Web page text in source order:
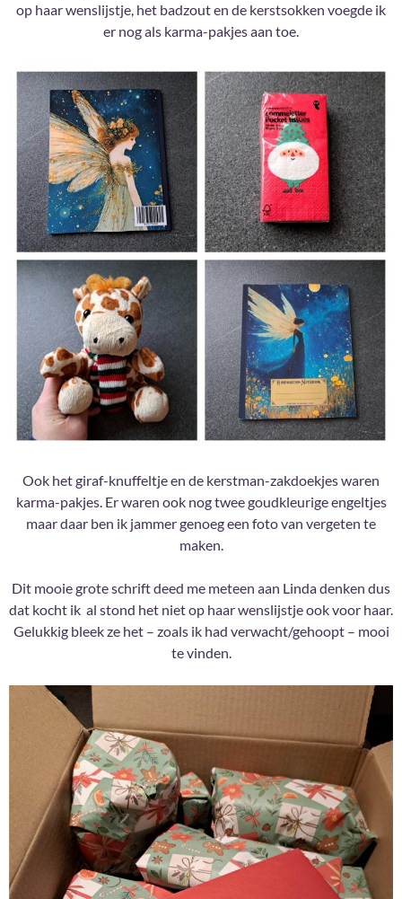
op haar wenslijstje, het badzout en de kerstsokken voegde ik
er nog als karma-pakjes aan toe.
Ook het giraf-knuffeltje en de kerstman-zakdoekjes waren
karma-pakjes. Er waren ook nog twee goudkleurige engeltjes
maar daar ben ik jammer genoeg een foto van vergeten te
maken.
Dit mooie grote schrift deed me meteen aan Linda denken dus
dat kocht ik al stond het niet op haar wenslijstje ook voor haar.
Gelukkig bleek ze het – zoals ik had verwacht/gehoopt – mooi
te vinden.